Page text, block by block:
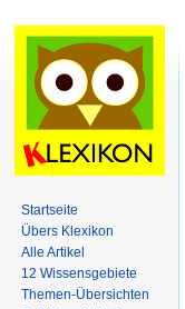
Startseite
Übers Klexikon
Alle Artikel
12 Wissensgebiete
Themen-Übersichten